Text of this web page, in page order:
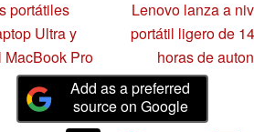
portátiles
Ultra y
Pro
Lenovo lanza a
portátil ligero de
horas de
Add as a preferred
source on Google